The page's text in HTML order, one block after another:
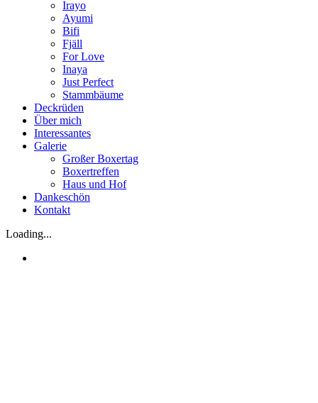
Irayo
Ayumi
Bifi
Fjäll
For Love
Inaya
Just Perfect
Stammbäume
Deckrüden
Über mich
Interessantes
Galerie
Großer Boxertag
Boxertreffen
Haus und Hof
Dankeschön
Kontakt
Loading...